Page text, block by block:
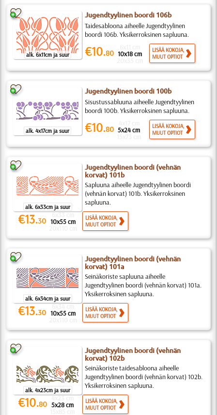
alk. 6x11cm ja suur
Jugendtyylinen boordi 106b
Taidesabloona aiheelle Jugendtyylinen
boordi 106b. Yksikerroksinen sapluuna.
€10.80 10x18 cm
LISÄÄ KOKOJA,
MUUT OPTIOT
alk. 4x17cm ja suur
Jugendtyylinen boordi 100b
Sisustussabluuna aiheelle Jugendtyylinen
boordi 100b. Yksikerroksinen sapluuna.
€10.80 5x24 cm
LISÄÄ KOKOJA,
MUUT OPTIOT
alk. 6x33cm ja suur
Jugendtyylinen boordi (vehnän
korvat) 101b
Sapluuna aiheelle Jugendtyylinen boordi
(vehnän korvat) 101b. Yksikerroksinen
sapluuna.
€13.30
6x33 cm
10x55 cm
LISÄÄ KOKOJA,
MUUT OPTIOT
alk. 6x34cm ja suur
Jugendtyylinen boordi (vehnän
korvat) 101a
Seinäkoriste sapluuna aiheelle
Jugendtyylinen boordi (vehnän korvat) 101a.
Yksikerroksinen sapluuna.
€13.30
6x34 cm
10x55 cm
LISÄÄ KOKOJA,
MUUT OPTIOT
alk. 4x23cm ja suur
Jugendtyylinen boordi (vehnän
korvat) 102b
Seinäkoriste taidesabloona aiheelle
Jugendtyylinen boordi (vehnän korvat) 102b.
Yksikerroksinen sapluuna.
€10.80
4x23 cm
5x28 cm
LISÄÄ KOKOJA,
MUUT OPTIOT